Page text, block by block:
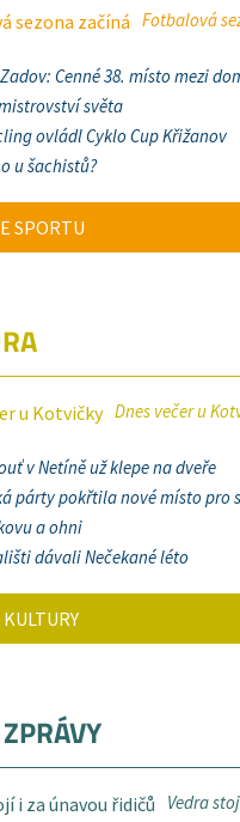
Fotbalová
Cenné 38. místo mezi
světa
ovládl Cyklo Cup Křižanov
u šachistů?
SPORTU
Dnes večer u
v Netíně už klepe na dveře
párty pokřtila nové místo pro
a ohni
dávali Nečekané léto
Vedra